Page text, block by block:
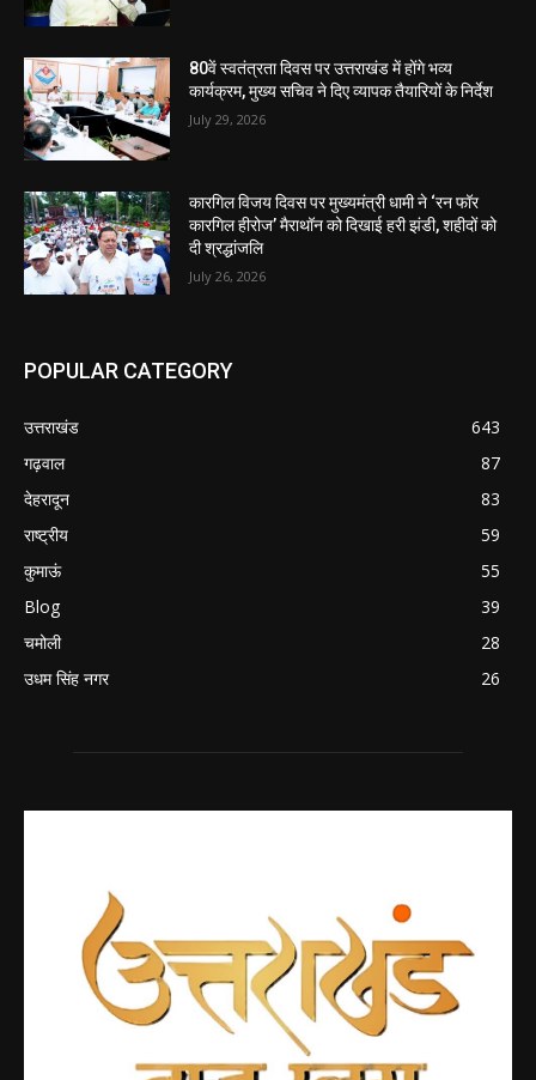
80वें स्वतंत्रता दिवस पर उत्तराखंड में होंगे भव्य
कार्यक्रम, मुख्य सचिव ने दिए व्यापक तैयारियों के निर्देश
July 29, 2026
कारगिल विजय दिवस पर मुख्यमंत्री धामी ने ‘रन फॉर
कारगिल हीरोज’ मैराथॉन को दिखाई हरी झंडी, शहीदों को
दी श्रद्धांजलि
July 26, 2026
POPULAR CATEGORY
उत्तराखंड
643
गढ़वाल
87
देहरादून
83
राष्ट्रीय
59
कुमाऊं
55
Blog
39
चमोली
28
उधम सिंह नगर
26